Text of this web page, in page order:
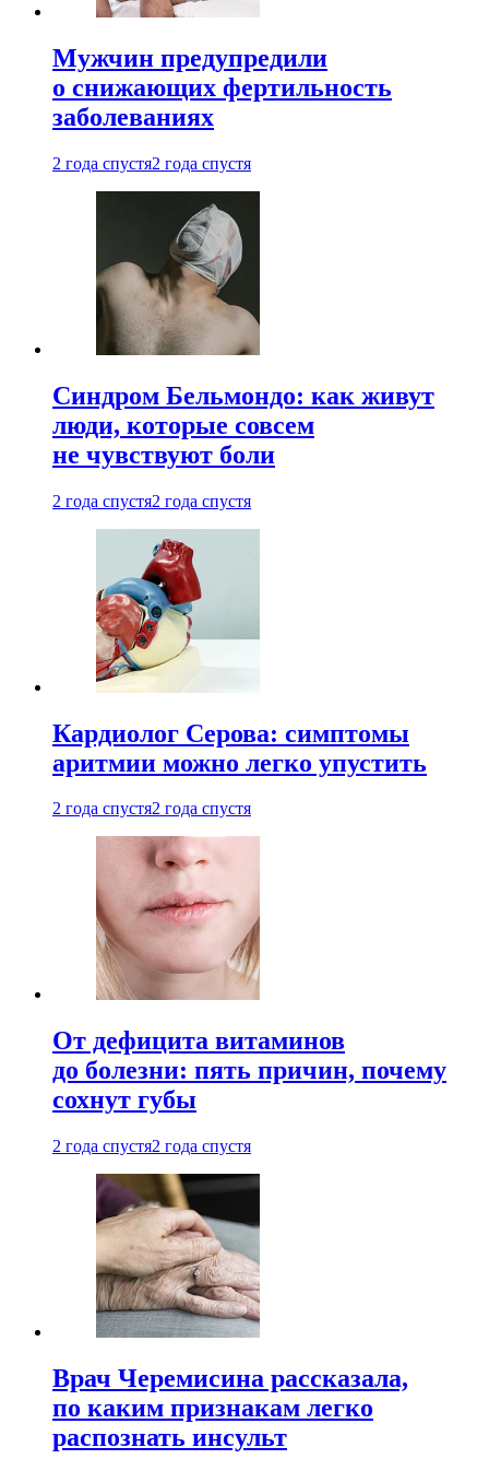
Мужчин предупредили
о снижающих фертильность
заболеваниях
2 года спустя2 года спустя
Синдром Бельмондо: как живут
люди, которые совсем
не чувствуют боли
2 года спустя2 года спустя
Кардиолог Серова: симптомы
аритмии можно легко упустить
2 года спустя2 года спустя
От дефицита витаминов
до болезни: пять причин, почему
сохнут губы
2 года спустя2 года спустя
Врач Черемисина рассказала,
по каким признакам легко
распознать инсульт